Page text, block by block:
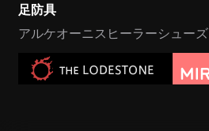
足防具
アルケオーニスヒーラーシューズ